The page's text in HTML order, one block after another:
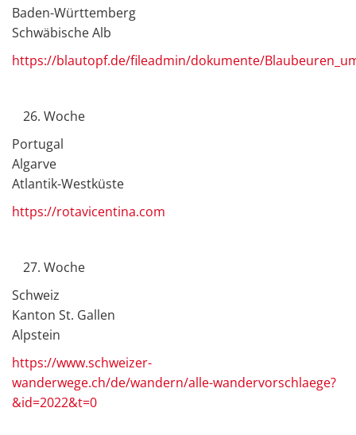
Baden-Württemberg
Schwäbische Alb
https://blautopf.de/fileadmin/dokumente/
Woche
Portugal
Algarve
Atlantik-Westküste
https://rotavicentina.com
Woche
Schweiz
Kanton St. Gallen
Alpstein
https://www.schweizer-
wanderwege.ch/de/wandern/alle-wandervorschlaege?
&id=2022&t=0